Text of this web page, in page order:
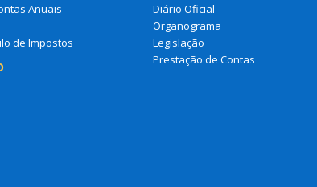
Anuais
de Impostos
Diário Oficial
Organograma
Legislação
Prestação de Contas